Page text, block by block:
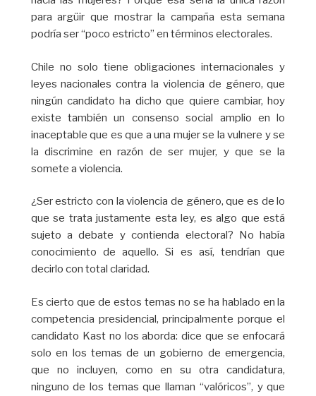
para argüir que mostrar la campaña esta semana
podría ser “poco estricto” en términos electorales.
Chile no solo tiene obligaciones internacionales y
leyes nacionales contra la violencia de género, que
ningún candidato ha dicho que quiere cambiar, hoy
existe también un consenso social amplio en lo
inaceptable que es que a una mujer se la vulnere y se
la discrimine en razón de ser mujer, y que se la
somete a violencia.
¿Ser estricto con la violencia de género, que es de lo
que se trata justamente esta ley, es algo que está
sujeto a debate y contienda electoral? No había
conocimiento de aquello. Si es así, tendrían que
decirlo con total claridad.
Es cierto que de estos temas no se ha hablado en la
competencia presidencial, principalmente porque el
candidato Kast no los aborda: dice que se enfocará
solo en los temas de un gobierno de emergencia,
que no incluyen, como en su otra candidatura,
ninguno de los temas que llaman “valóricos”, y que